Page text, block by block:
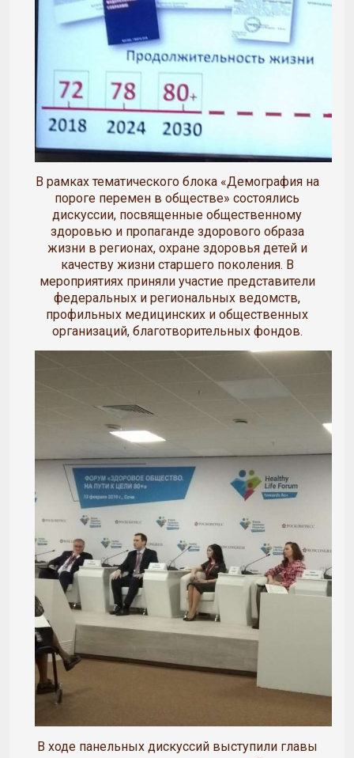
В рамках тематического блока «Демография на
пороге перемен в обществе» состоялись
дискуссии, посвященные общественному
здоровью и пропаганде здорового образа
жизни в регионах, охране здоровья детей и
качеству жизни старшего поколения. В
мероприятиях приняли участие представители
федеральных и региональных ведомств,
профильных медицинских и общественных
организаций, благотворительных фондов.
В ходе панельных дискуссий выступили главы